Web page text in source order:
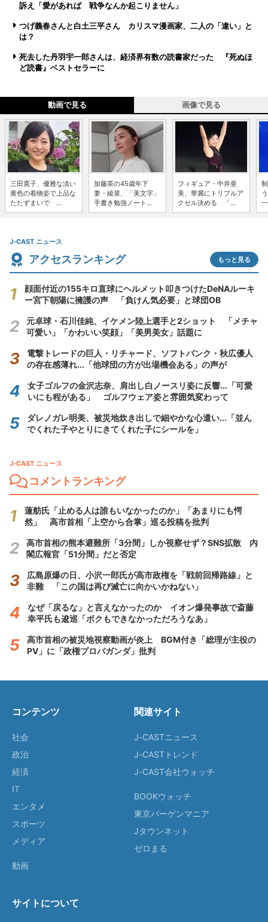
訴え「愛があれば 戦争なんか起こりません」
つげ義春さんと白土三平さん カリスマ漫画家、二人の「違い」と
は？
死去した丹羽宇一郎さんは、経済界有数の読書家だった 『死ぬほ
ど読書』ベストセラーに
動画で見る 画像で見る
三田寛子、優雅な淡い
黄色の着物姿で上品な
たたずまいで ...
加藤茶の45歳年下
妻・綾菜、「美文字」
手書き勉強ノート...
フィギュア・中井亜
美、華麗にトリプルア
クセル決める 「...
J-CAST ニュース
アクセスランキング もっと見る
顔面付近の155キロ直球にヘルメット叩きつけたDeNAルーキ
ー宮下朝陽に擁護の声 「負けん気必要」と球団OB
元卓球・石川佳純、イケメン陸上選手と2ショット 「メチャ
可愛い」「かわいい笑顔」「美男美女」話題に
電撃トレードの巨人・リチャード、ソフトバンク・秋広優人
の存在感薄れ...「他球団の方が出場機会ある」の声が
女子ゴルフの金沢志奈、肩出し白ノースリ姿に反響...「可愛
いにも程がある」 ゴルフウェア姿と雰囲気変わって
ダレノガレ明美、被災地炊き出しで細やかな心遣い...「並ん
でくれた子やとりにきてくれた子にシールを」
J-CAST ニュース
コメントランキング
蓮舫氏「止める人は誰もいなかったのか」「あまりにも愕
然」 高市首相「上空から合掌」巡る投稿を批判
高市首相の熊本避難所「3分間」しか視察せず？SNS拡散 内
閣広報官「51分間」だと否定
広島原爆の日、小沢一郎氏が高市政権を「戦前回帰路線」と
非難 「この国は再び滅亡に向かいかねない」
なぜ「戻るな」と言えなかったのか イオン爆発事故で斎藤
幸平氏も逡巡「ボクもできなかっただろうなあ」
高市首相の被災地視察動画が炎上 BGM付き「総理が主役の
PV」に「政権プロパガンダ」批判
コンテンツ
社会
政治
経済
IT
エンタメ
スポーツ
メディア
動画
関連サイト
J-CASTニュース
J-CASTトレンド
J-CAST会社ウォッチ
BOOKウォッチ
東京バーゲンマニア
Jタウンネット
ゼロまる
サイトについて